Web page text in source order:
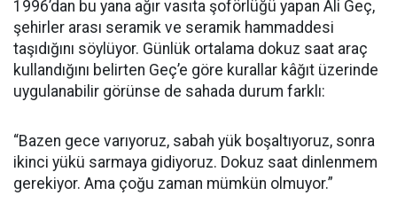
1996’dan bu yana ağır vasıta şoförlüğü yapan Ali Geç,
şehirler arası seramik ve seramik hammaddesi
taşıdığını söylüyor. Günlük ortalama dokuz saat araç
kullandığını belirten Geç’e göre kurallar kâğıt üzerinde
uygulanabilir görünse de sahada durum farklı:
“Bazen gece varıyoruz, sabah yük boşaltıyoruz, sonra
ikinci yükü sarmaya gidiyoruz. Dokuz saat dinlenmem
gerekiyor. Ama çoğu zaman mümkün olmuyor.”